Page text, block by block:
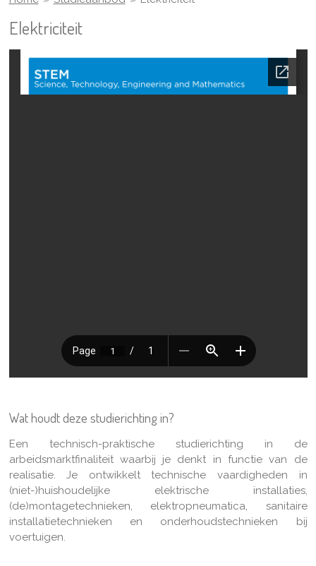
Elektriciteit
Wat houdt deze studierichting in?
Een technisch-praktische studierichting in de
arbeidsmarktfinaliteit waarbij je denkt in functie van de
realisatie. Je ontwikkelt technische vaardigheden in
(niet-)huishoudelijke elektrische installaties,
(de)montagetechnieken, elektropneumatica, sanitaire
installatietechnieken en onderhoudstechnieken bij
voertuigen.